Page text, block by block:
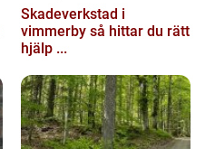
Skadeverkstad i
vimmerby så hittar du rätt
hjälp ...